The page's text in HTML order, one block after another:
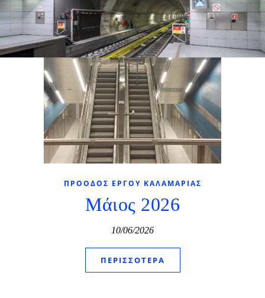
ΠΡΌΟΔΟΣ ΈΡΓΟΥ ΚΑΛΑΜΑΡΙΆΣ
Μάιος 2026
10/06/2026
ΠΕΡΙΣΣΌΤΕΡΑ